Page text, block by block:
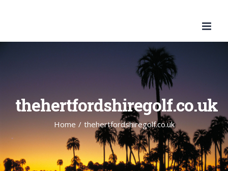
content
thehertfordshiregolf.co.uk
Home / thehertfordshiregolf.co.uk